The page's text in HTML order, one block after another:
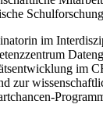
im
im
zur